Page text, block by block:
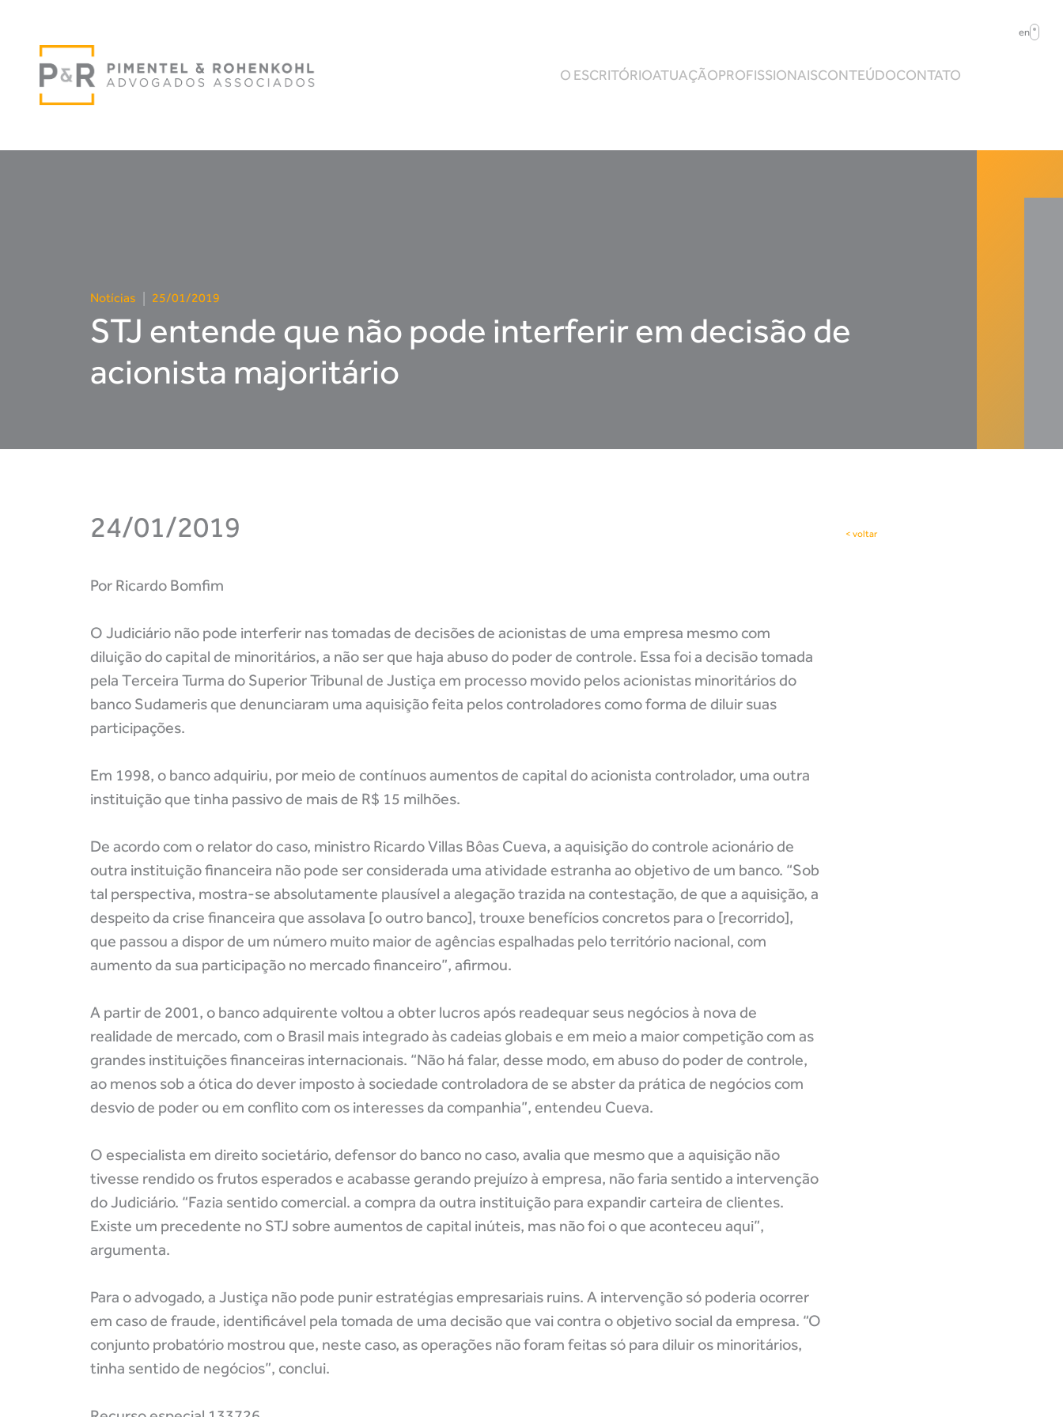
en
O ESCRITÓRIOATUAÇÃOPROFISSIONAISCONTEÚDOCONTATO
Notícias 25/01/2019
STJ entende que não pode interferir em decisão de
acionista majoritário
24/01/2019
Por Ricardo Bomfim
O Judiciário não pode interferir nas tomadas de decisões de acionistas de uma empresa mesmo com
diluição do capital de minoritários, a não ser que haja abuso do poder de controle. Essa foi a decisão tomada
pela Terceira Turma do Superior Tribunal de Justiça em processo movido pelos acionistas minoritários do
banco Sudameris que denunciaram uma aquisição feita pelos controladores como forma de diluir suas
participações.
Em 1998, o banco adquiriu, por meio de contínuos aumentos de capital do acionista controlador, uma outra
instituição que tinha passivo de mais de R$ 15 milhões.
De acordo com o relator do caso, ministro Ricardo Villas Bôas Cueva, a aquisição do controle acionário de
outra instituição financeira não pode ser considerada uma atividade estranha ao objetivo de um banco. “Sob
tal perspectiva, mostra-se absolutamente plausível a alegação trazida na contestação, de que a aquisição, a
despeito da crise financeira que assolava [o outro banco], trouxe benefícios concretos para o [recorrido],
que passou a dispor de um número muito maior de agências espalhadas pelo território nacional, com
aumento da sua participação no mercado financeiro”, afirmou.
A partir de 2001, o banco adquirente voltou a obter lucros após readequar seus negócios à nova de
realidade de mercado, com o Brasil mais integrado às cadeias globais e em meio a maior competição com as
grandes instituições financeiras internacionais. “Não há falar, desse modo, em abuso do poder de controle,
ao menos sob a ótica do dever imposto à sociedade controladora de se abster da prática de negócios com
desvio de poder ou em conflito com os interesses da companhia”, entendeu Cueva.
O especialista em direito societário, defensor do banco no caso, avalia que mesmo que a aquisição não
tivesse rendido os frutos esperados e acabasse gerando prejuízo à empresa, não faria sentido a intervenção
do Judiciário. “Fazia sentido comercial. a compra da outra instituição para expandir carteira de clientes.
Existe um precedente no STJ sobre aumentos de capital inúteis, mas não foi o que aconteceu aqui”,
argumenta.
Para o advogado, a Justiça não pode punir estratégias empresariais ruins. A intervenção só poderia ocorrer
em caso de fraude, identificável pela tomada de uma decisão que vai contra o objetivo social da empresa. “O
conjunto probatório mostrou que, neste caso, as operações não foram feitas só para diluir os minoritários,
tinha sentido de negócios”, conclui.
< voltar